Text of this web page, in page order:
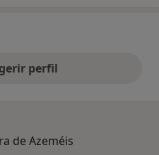
perfil
de Azeméis